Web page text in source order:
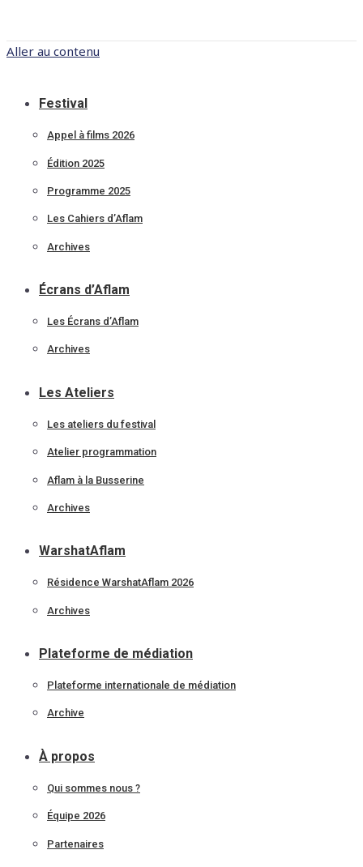
Aller au contenu
Festival
Appel à films 2026
Édition 2025
Programme 2025
Les Cahiers d’Aflam
Archives
Écrans d’Aflam
Les Écrans d’Aflam
Archives
Les Ateliers
Les ateliers du festival
Atelier programmation
Aflam à la Busserine
Archives
WarshatAflam
Résidence WarshatAflam 2026
Archives
Plateforme de médiation
Plateforme internationale de médiation
Archive
À propos
Qui sommes nous ?
Équipe 2026
Partenaires